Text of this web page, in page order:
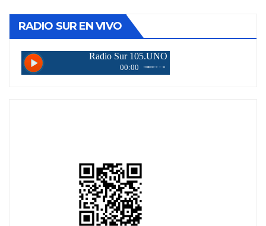
RADIO SUR EN VIVO